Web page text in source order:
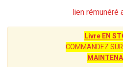
lien rémunéré
Livre EN
COMMANDEZ